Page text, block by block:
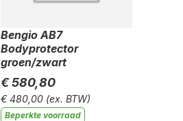
Bengio AB7
Bodyprotector
groen/zwart
€ 580,80
€ 480,00 (ex. BTW)
Beperkte voorraad